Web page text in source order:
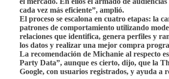
cada vez más eficiente”, amplió.
El proceso se escalona en cuatro etapas: la
patrones de comportamiento utilizando
relaciones que identifica, genera perfiles y
los datos y realizar una mejor compra
La recomendación de Michanie al respecto
Party Data”, aunque es cierto, dijo, que la
Google, con usuarios registrados, y ayuda a